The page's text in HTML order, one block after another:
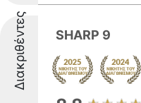
Διακριθέντες SHARP 9